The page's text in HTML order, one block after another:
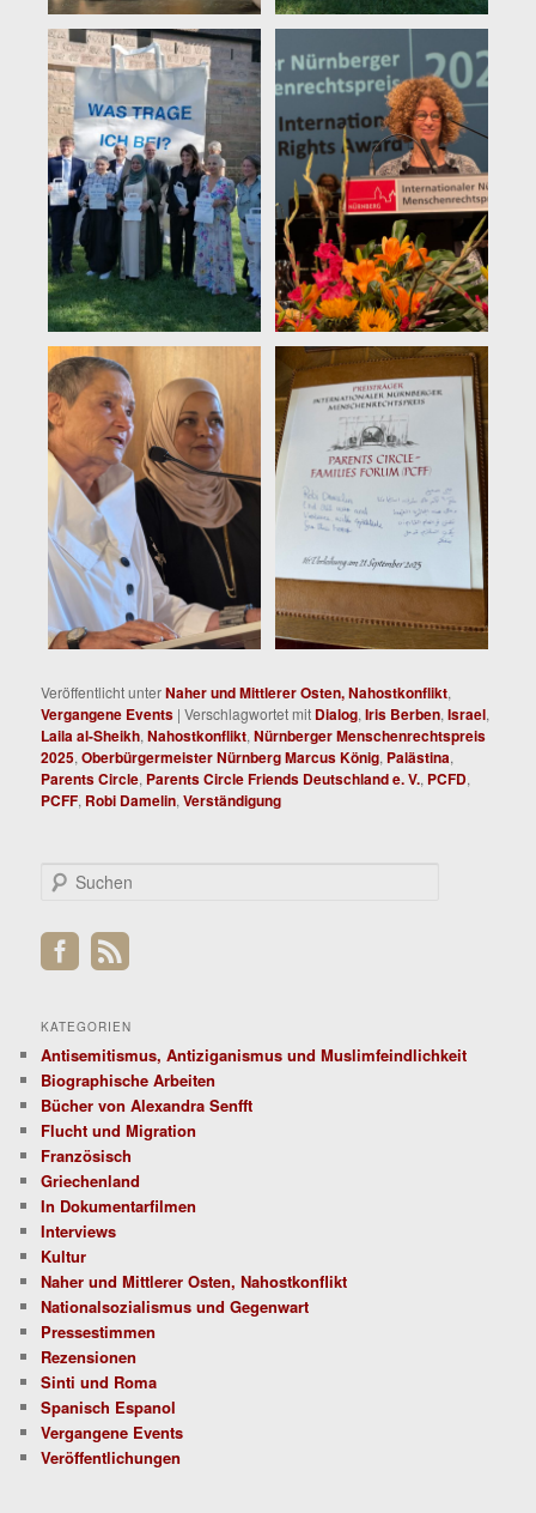
Veröffentlicht unterNaher und Mittlerer Osten, Nahostkonflikt,
Vergangene Events |Verschlagwortet mit Dialog,Iris Berben,Israel,
Laila al-Sheikh,Nahostkonflikt,Nürnberger Menschenrechtspreis
2025,Oberbürgermeister Nürnberg Marcus König, Palästina,
Parents Circle, Parents Circle Friends Deutschland e. V., PCFD,
PCFF, Robi Damelin,Verständigung
h
e
KATEGORIEN
Antisemitismus, Antiziganismus und Muslimfeindlichkeit
Biographische Arbeiten
Bücher von Alexandra Senfft
Flucht und Migration
Französisch
Griechenland
In Dokumentarfilmen
Interviews
Kultur
Naher und Mittlerer Osten, Nahostkonflikt
Nationalsozialismus und Gegenwart
Pressestimmen
Rezensionen
Sinti und Roma
Spanisch Espanol
Vergangene Events
Veröffentlichungen